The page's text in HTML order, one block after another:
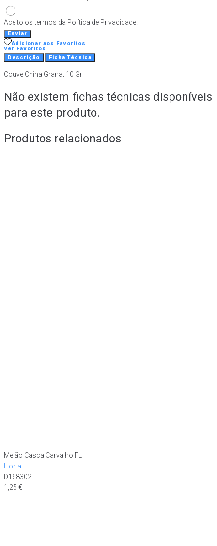
Aceito os termos da Política de Privacidade.
Enviar
Adicionar aos Favoritos
Ver Favoritos
Descrição
Ficha Técnica
Couve China Granat 10 Gr
Não existem fichas técnicas disponíveis
para este produto.
Produtos relacionados
Melão Casca Carvalho FL
Horta
D168302
1,25 €